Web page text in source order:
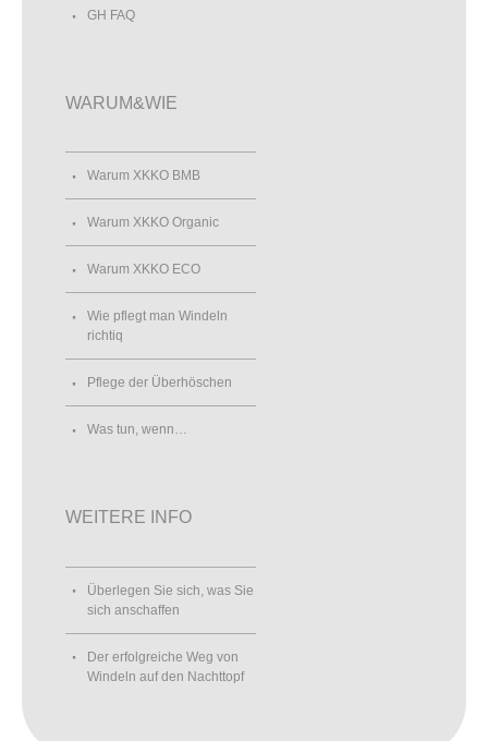
GH FAQ
WARUM&WIE
Warum XKKO BMB
Warum XKKO Organic
Warum XKKO ECO
Wie pflegt man Windeln
richtiq
Pflege der Überhöschen
Was tun, wenn…
WEITERE INFO
Überlegen Sie sich, was Sie
sich anschaffen
Der erfolgreiche Weg von
Windeln auf den Nachttopf